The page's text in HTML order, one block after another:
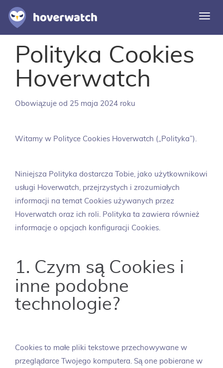
Funkcje
Rozwiązania
Polityka Cookies
Hoverwatch
Obowiązuje od 25 maja 2024 roku
Witamy w Polityce Cookies Hoverwatch („Polityka”).
Niniejsza Polityka dostarcza Tobie, jako użytkownikowi
usługi Hoverwatch, przejrzystych i zrozumiałych
informacji na temat Cookies używanych przez
Hoverwatch oraz ich roli. Polityka ta zawiera również
informacje o opcjach konfiguracji Cookies.
1. Czym są Cookies i
inne podobne
technologie?
Cookies to małe pliki tekstowe przechowywane w
przeglądarce Twojego komputera. Są one pobierane w